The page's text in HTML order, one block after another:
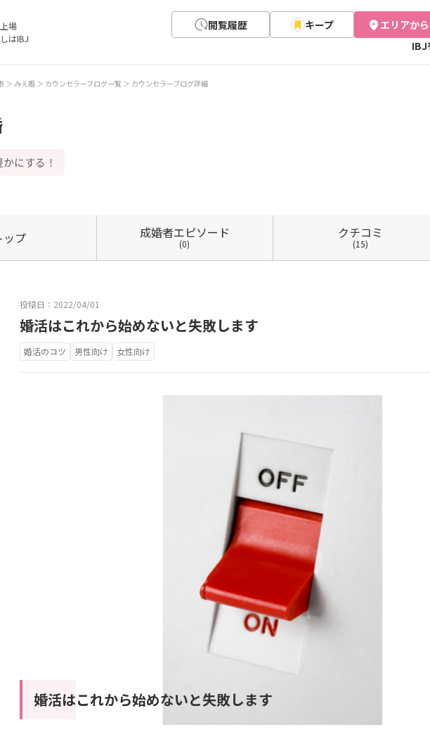
場
はIBJ
閲覧履歴 キープ
エリアか
IBJ
みえ婚 カウンセラーブログ一覧 カウンセラーブログ詳細
にする！
ップ 成婚者エピソード
(0)
クチコミ
(15)
投稿日：2022/04/01
婚活はこれから始めないと失敗します
婚活のコツ 男性向け 女性向け
婚活はこれから始めないと失敗します